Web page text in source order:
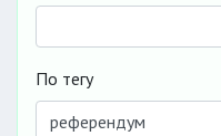
По тегу